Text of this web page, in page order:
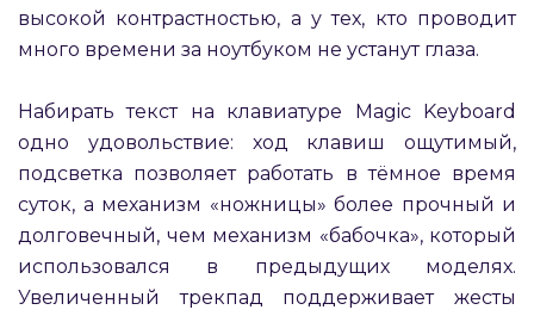
высокой контрастностью, а у тех, кто проводит
много времени за ноутбуком не устанут глаза.
Набирать текст на клавиатуре Magic Keyboard
одно удовольствие: ход клавиш ощутимый,
подсветка позволяет работать в тёмное время
суток, а механизм «ножницы» более прочный и
долговечный, чем механизм «бабочка», который
использовался в предыдущих моделях.
Увеличенный трекпад поддерживает жесты